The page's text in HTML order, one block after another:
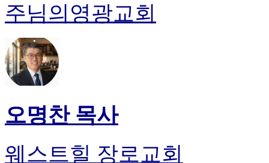
주님의영광교회
오명찬 목사
웨스트힐 장로교회